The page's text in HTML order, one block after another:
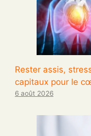
Rester assis,
capitaux pour le
6 août 2026